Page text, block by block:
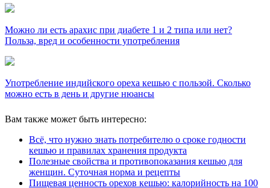
Можно ли есть арахис при диабете 1 и 2 типа или нет?
Польза, вред и особенности употребления
Употребление индийского ореха кешью с пользой. Сколько
можно есть в день и другие нюансы
Вам также может быть интересно:
Всё, что нужно знать потребителю о сроке годности
кешью и правилах хранения продукта
Полезные свойства и противопоказания кешью для
женщин. Суточная норма и рецепты
Пищевая ценность орехов кешью: калорийность на 100